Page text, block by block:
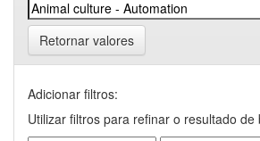
Retornar valores
Adicionar filtros:
Utilizar filtros para refinar o resultado de